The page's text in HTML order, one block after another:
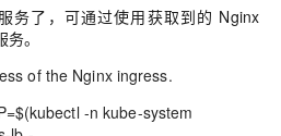
务了，可通过使用获取到的 Nginx
。
of the Nginx ingress.
-n kube-system